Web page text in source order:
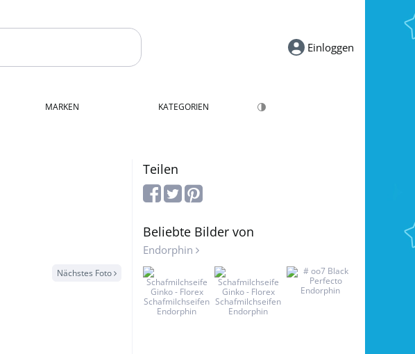
Einloggen
MARKEN KATEGORIEN
Nächstes Foto
Teilen
Beliebte Bilder von
Endorphin
Endorphin Endorphin
Endorphin